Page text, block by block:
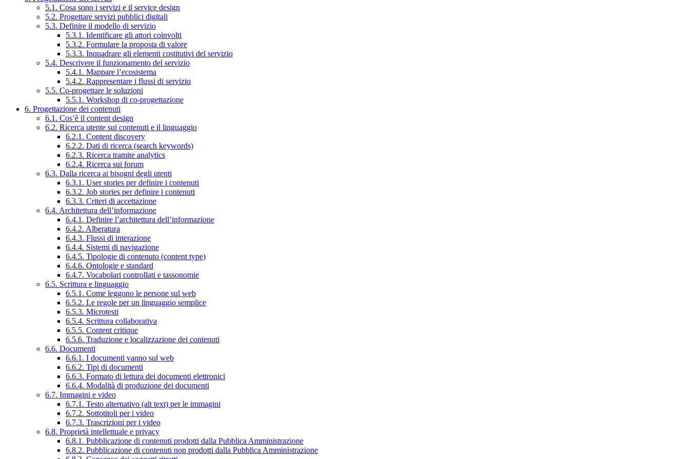
5.1. Cosa sono i servizi e il service design
5.2. Progettare servizi pubblici digitali
5.3. Definire il modello di servizio
5.3.1. Identificare gli attori coinvolti
5.3.2. Formulare la proposta di valore
5.3.3. Inquadrare gli elementi costitutivi del servizio
5.4. Descrivere il funzionamento del servizio
5.4.1. Mappare l’ecosistema
5.4.2. Rappresentare i flussi di servizio
5.5. Co-progettare le soluzioni
5.5.1. Workshop di co-progettazione
6. Progettazione dei contenuti
6.1. Cos’è il content design
6.2. Ricerca utente sui contenuti e il linguaggio
6.2.1. Content discovery
6.2.2. Dati di ricerca (search keywords)
6.2.3. Ricerca tramite analytics
6.2.4. Ricerca sui forum
6.3. Dalla ricerca ai bisogni degli utenti
6.3.1. User stories per definire i contenuti
6.3.2. Job stories per definire i contenuti
6.3.3. Criteri di accettazione
6.4. Architettura dell’informazione
6.4.1. Definire l’architettura dell’informazione
6.4.2. Alberatura
6.4.3. Flussi di interazione
6.4.4. Sistemi di navigazione
6.4.5. Tipologie di contenuto (content type)
6.4.6. Ontologie e standard
6.4.7. Vocabolari controllati e tassonomie
6.5. Scrittura e linguaggio
6.5.1. Come leggono le persone sul web
6.5.2. Le regole per un linguaggio semplice
6.5.3. Microtesti
6.5.4. Scrittura collaborativa
6.5.5. Content critique
6.5.6. Traduzione e localizzazione dei contenuti
6.6. Documenti
6.6.1. I documenti vanno sul web
6.6.2. Tipi di documenti
6.6.3. Formato di lettura dei documenti elettronici
6.6.4. Modalità di produzione dei documenti
6.7. Immagini e video
6.7.1. Testo alternativo (alt text) per le immagini
6.7.2. Sottotitoli per i video
6.7.3. Trascrizioni per i video
6.8. Proprietà intellettuale e privacy
6.8.1. Pubblicazione di contenuti prodotti dalla Pubblica Amministrazione
6.8.2. Pubblicazione di contenuti non prodotti dalla Pubblica Amministrazione